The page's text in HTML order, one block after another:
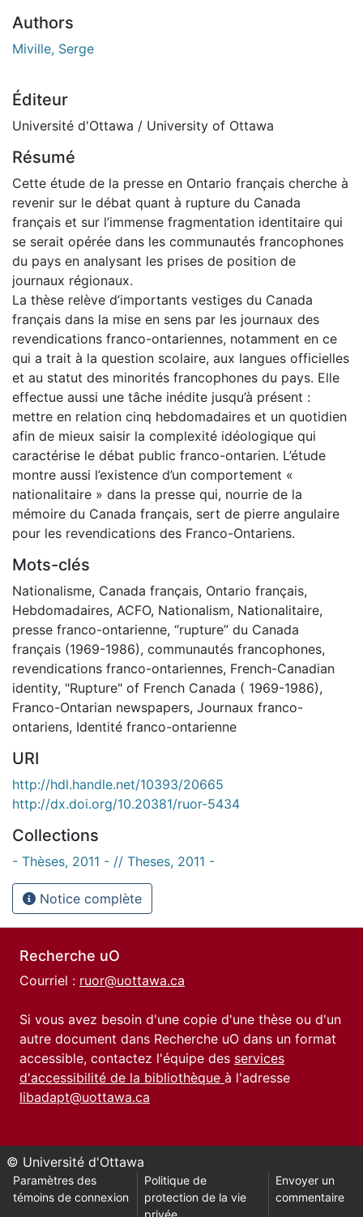
Authors
Miville, Serge
Éditeur
Université d'Ottawa / University of Ottawa
Résumé
Cette étude de la presse en Ontario français cherche à
revenir sur le débat quant à rupture du Canada
français et sur l’immense fragmentation identitaire qui
se serait opérée dans les communautés francophones
du pays en analysant les prises de position de
journaux régionaux.
La thèse relève d’importants vestiges du Canada
français dans la mise en sens par les journaux des
revendications franco-ontariennes, notamment en ce
qui a trait à la question scolaire, aux langues officielles
et au statut des minorités francophones du pays. Elle
effectue aussi une tâche inédite jusqu’à présent :
mettre en relation cinq hebdomadaires et un quotidien
afin de mieux saisir la complexité idéologique qui
caractérise le débat public franco-ontarien. L’étude
montre aussi l’existence d’un comportement «
nationalitaire » dans la presse qui, nourrie de la
mémoire du Canada français, sert de pierre angulaire
pour les revendications des Franco-Ontariens.
Mots-clés
Nationalisme, Canada français, Ontario français,
Hebdomadaires, ACFO, Nationalism, Nationalitaire,
presse franco-ontarienne, “rupture” du Canada
français (1969-1986), communautés francophones,
revendications franco-ontariennes, French-Canadian
identity, "Rupture" of French Canada ( 1969-1986),
Franco-Ontarian newspapers, Journaux franco-
ontariens, Identité franco-ontarienne
URI
http://hdl.handle.net/10393/20665
http://dx.doi.org/10.20381/ruor-5434
Collections
- Thèses, 2011 - // Theses, 2011 -
Notice complète
Recherche uO
Courriel : ruor@uottawa.ca
Si vous avez besoin d'une copie d'une thèse ou d'un
autre document dans Recherche uO dans un format
accessible, contactez l'équipe des services
d'accessibilité de la bibliothèque à l'adresse
libadapt@uottawa.ca
© Université d'Ottawa
Paramètres des
témoins de connexion
Politique de
protection de la vie
privée
Envoyer un
commentaire